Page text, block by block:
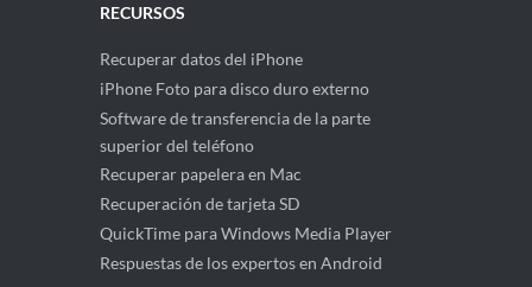
RECURSOS
Recuperar datos del iPhone
iPhone Foto para disco duro externo
Software de transferencia de la parte
superior del teléfono
Recuperar papelera en Mac
Recuperación de tarjeta SD
QuickTime para Windows Media Player
Respuestas de los expertos en Android